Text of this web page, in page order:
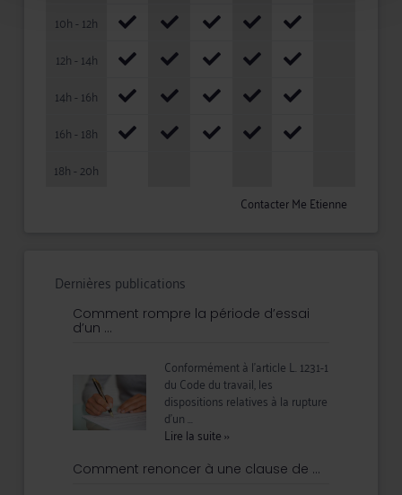
10h - 12h
12h - 14h
14h - 16h
16h - 18h
18h - 20h
Contacter Me Etienne
Dernières publications
Comment rompre la période d’essai
d’un ...
Conformément à l’article L. 1231-1
du Code du travail, les
dispositions relatives à la rupture
d’un ...
Lire la suite››
Comment renoncer à une clause de ...